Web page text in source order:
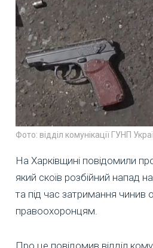
Фото: відділ комунікації ГУНП
На Харківщині повідомили
який скоїв розбійний напад
та під час затримання чинив
правоохоронцям.